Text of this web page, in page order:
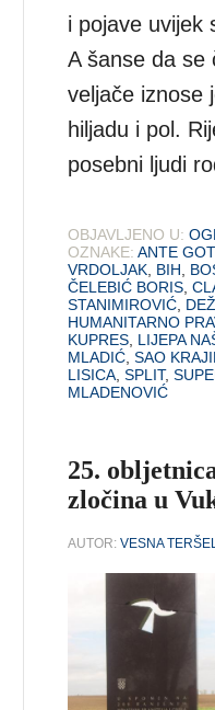
i pojave uvijek
A šanse da se
veljače iznose
hiljadu i pol.
posebni ljudi
OBJAVLJENO U:
OZNAKE: ANTE
VRDOLJAK BIH
ČELEBIĆ BORIS ,
STANIMIROVIĆ
HUMANITARNO
KUPRES LIJEPA
MLADIĆ ,SAO
LISICA ,SPLIT,
MLADENOVIĆ
25.
zločina u
AUTOR:VESNA